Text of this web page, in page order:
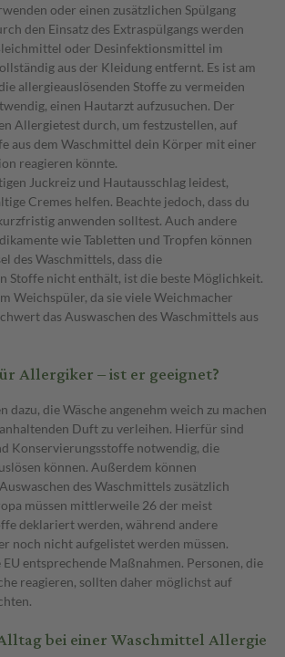
oder einen zusätzlichen Spülgang
den Einsatz des Extraspülgangs werden
oder Desinfektionsmittel im
aus der Kleidung entfernt. Es ist am
allergieauslösenden Stoffe zu vermeiden
einen Hautarzt aufzusuchen. Der
Allergietest durch, um festzustellen, auf
aus dem Waschmittel dein Körper mit einer
reagieren könnte.
Juckreiz und Hautausschlag leidest,
Cremes helfen. Beachte jedoch, dass du
anwenden solltest. Auch andere
wie Tabletten und Tropfen können
des Waschmittels, dass die
Stoffe nicht enthält, ist die beste Möglichkeit.
Weichspüler, da sie viele Weichmacher
das Auswaschen des Waschmittels aus
Allergiker – ist er geeignet?
dazu, die Wäsche angenehm weich zu machen
Duft zu verleihen. Hierfür sind
Konservierungsstoffe notwendig, die
können. Außerdem können
des Waschmittels zusätzlich
müssen mittlerweile 26 der meist
deklariert werden, während andere
noch nicht aufgelistet werden müssen.
entsprechende Maßnahmen. Personen, die
reagieren, sollten daher möglichst auf
bei einer Waschmittel Allergie